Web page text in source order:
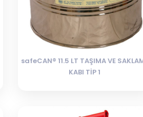
safeCAN® 11.5 LT TAŞIMA VE
KABI TİP 1